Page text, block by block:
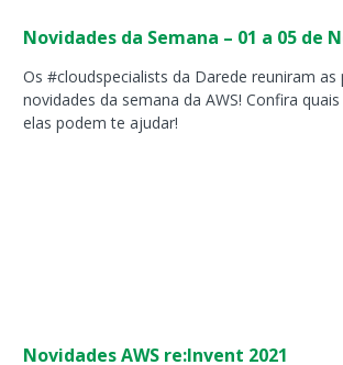
Novidades da Semana – 01 a 05 de
Os #cloudspecialists da Darede reuniram as
novidades da semana da AWS! Confira
elas podem te ajudar!
Novidades AWS re:Invent 2021